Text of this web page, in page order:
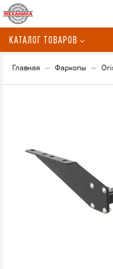
КАТАЛОГ ТОВАРОВ
Главная Фаркопы